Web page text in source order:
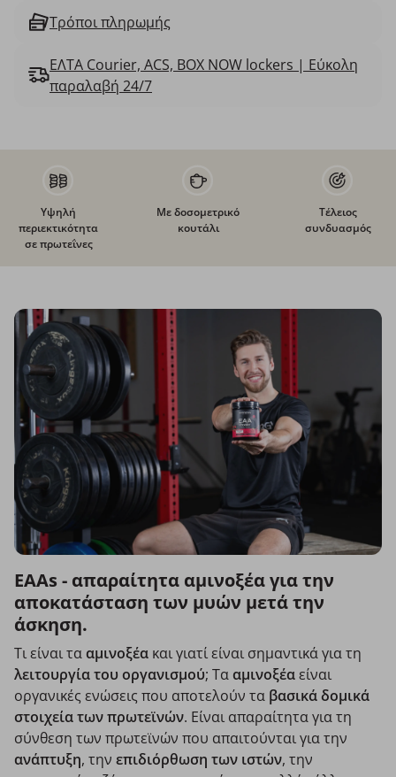
Τρόποι πληρωμής
ΕΛΤΑ Courier, ACS, BOX NOW lockers | Εύκολη
παραλαβή 24/7
Υψηλή
περιεκτικότητα
σε πρωτεΐνες
Με δοσομετρικό
κουτάλι
Τέλειος
συνδυασμός
EAAs - απαραίτητα αμινοξέα για την
αποκατάσταση των μυών μετά την
άσκηση.
Τι είναι τααμινοξέα και γιατί είναι σημαντικά για τη
λειτουργία του οργανισμού; Τααμινοξέαείναι
οργανικές ενώσεις που αποτελούν τα βασικά δομικά
στοιχεία των πρωτεϊνών. Είναι απαραίτητα για τη
σύνθεση των πρωτεϊνών που απαιτούνται για την
ανάπτυξη, την επιδιόρθωση των ιστών, την